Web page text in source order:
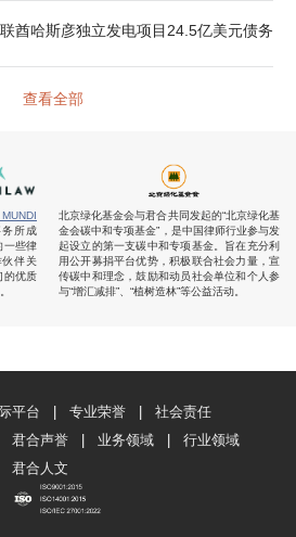
酋哈斯彦独立发电项目24.5亿美元债务
查看全部
所成
一些律
伙伴关
的优质
北京绿化基金会与君合共同发起的“北京绿化基
金会碳中和专项基金”，是中国律师行业参与发
起设立的第一支碳中和专项基金。旨在充分利
用公开募捐平台优势，积极联合社会力量，宣
传碳中和理念，鼓励和动员社会单位和个人参
与“增汇减排”、“植树造林”等公益活动。
平台 专业荣誉
社会责任
君合声誉 业务领域
行业领域
君合人文